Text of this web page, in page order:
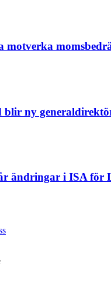
motverka
blir ny
ändringar i ISA för